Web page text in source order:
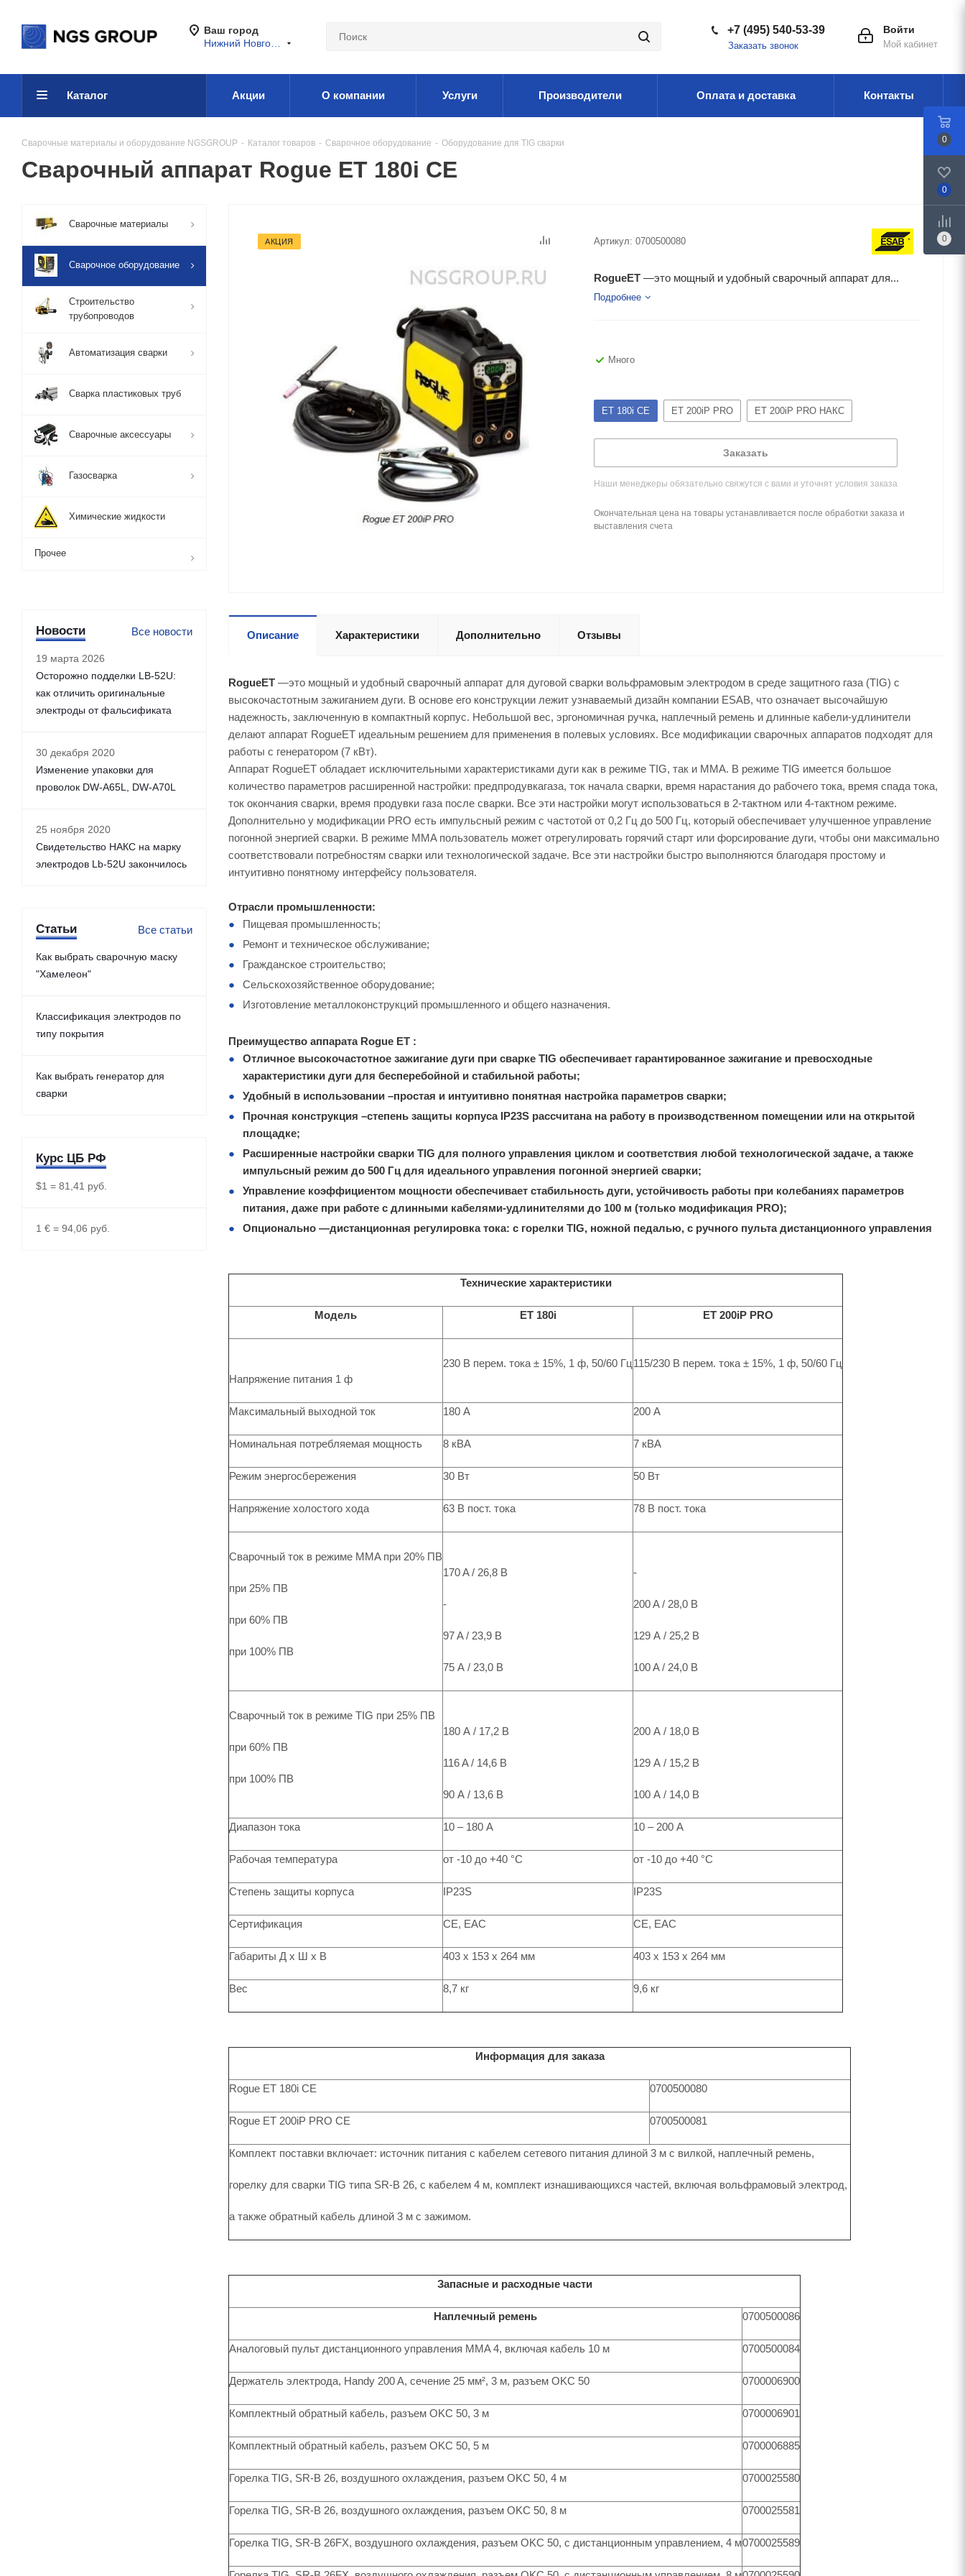
Ваш город
Войти
Мой кабинет
+7 (495) 540-53-39
Заказать звонок
Каталог Акции О компании Услуги Производители Оплата и доставка Контакты
Сварочные материалы и оборудование NGSGROUP - Каталог товаров - Сварочное оборудование - Оборудование для TIG сварки
Сварочный аппарат Rogue ET 180i CE
АКЦИЯ Артикул: 0700500080
RogueET —это мощный и удобный сварочный аппарат для...
Подробнее
Много
ET 180i CE ET 200iP PRO ET 200iP PRO НАКС
Заказать
Наши менеджеры обязательно свяжутся с вами и уточнят условия заказа
Окончательная цена на товары устанавливается после обработки заказа и
выставления счета
Описание Характеристики Дополнительно Отзывы
RogueET —это мощный и удобный сварочный аппарат для дуговой сварки вольфрамовым электродом в среде защитного газа (TIG) с
высокочастотным зажиганием дуги. В основе его конструкции лежит узнаваемый дизайн компании ESAB, что означает высочайшую
надежность, заключенную в компактный корпус. Небольшой вес, эргономичная ручка, наплечный ремень и длинные кабели-удлинители
делают аппарат RogueET идеальным решением для применения в полевых условиях. Все модификации сварочных аппаратов подходят для
работы с генератором (7 кВт).
Аппарат RogueET обладает исключительными характеристиками дуги как в режиме TIG, так и MMA. В режиме TIG имеется большое
количество параметров расширенной настройки: предпродувкагаза, ток начала сварки, время нарастания до рабочего тока, время спада тока,
ток окончания сварки, время продувки газа после сварки. Все эти настройки могут использоваться в 2-тактном или 4-тактном режиме.
Дополнительно у модификации PRO есть импульсный режим с частотой от 0,2 Гц до 500 Гц, который обеспечивает улучшенное управление
погонной энергией сварки. В режиме MMA пользователь может отрегулировать горячий старт или форсирование дуги, чтобы они максимально
соответствовали потребностям сварки или технологической задаче. Все эти настройки быстро выполняются благодаря простому и
интуитивно понятному интерфейсу пользователя.
Отрасли промышленности:
Пищевая промышленность;
Ремонт и техническое обслуживание;
Гражданское строительство;
Сельскохозяйственное оборудование;
Изготовление металлоконструкций промышленного и общего назначения.
Преимущество аппарата Rogue ET :
Отличное высокочастотное зажигание дуги при сварке TIG обеспечивает гарантированное зажигание и превосходные
характеристики дуги для бесперебойной и стабильной работы;
Удобный в использовании –простая и интуитивно понятная настройка параметров сварки;
Прочная конструкция –степень защиты корпуса IP23S рассчитана на работу в производственном помещении или на открытой
площадке;
Расширенные настройки сварки TIG для полного управления циклом и соответствия любой технологической задаче, а также
импульсный режим до 500 Гц для идеального управления погонной энергией сварки;
Управление коэффициентом мощности обеспечивает стабильность дуги, устойчивость работы при колебаниях параметров
питания, даже при работе с длинными кабелями-удлинителями до 100 м (только модификация PRO);
Опционально —дистанционная регулировка тока: с горелки TIG, ножной педалью, с ручного пульта дистанционного управления
Технические характеристики
Модель ET 180i ET 200iP PRO
Напряжение питания 1 ф
230 В перем. тока ± 15%, 1 ф, 50/60 Гц115/230 В перем. тока ± 15%, 1 ф, 50/60 Гц
Максимальный выходной ток 180 А 200 А
Номинальная потребляемая мощность 8 кВА 7 кВА
Режим энергосбережения 30 Вт 50 Вт
Напряжение холостого хода 63 В пост. тока 78 В пост. тока
Сварочный ток в режиме MMA при 20% ПВ
при 25% ПВ
при 60% ПВ
при 100% ПВ
170 A / 26,8 В
-
97 A / 23,9 В
75 А / 23,0 В
-
200 A / 28,0 В
129 А / 25,2 В
100 A / 24,0 В
Сварочный ток в режиме TIG при 25% ПВ
при 60% ПВ
при 100% ПВ
180 А / 17,2 В
116 A / 14,6 В
90 А / 13,6 В
200 А / 18,0 В
129 А / 15,2 В
100 А / 14,0 В
Диапазон тока 10 – 180 А 10 – 200 А
Рабочая температура от -10 до +40 °C от -10 до +40 °C
Степень защиты корпуса IP23S IP23S
Сертификация CE, ЕАС CE, ЕАС
Габариты Д x Ш x В 403 x 153 x 264 мм 403 x 153 x 264 мм
Вес 8,7 кг 9,6 кг
Информация для заказа
Rogue ET 180i CE 0700500080
Rogue ET 200iP PRO CE 0700500081
Комплект поставки включает: источник питания с кабелем сетевого питания длиной 3 м с вилкой, наплечный ремень,
горелку для сварки TIG типа SR-B 26, с кабелем 4 м, комплект изнашивающихся частей, включая вольфрамовый электрод,
а также обратный кабель длиной 3 м с зажимом.
Запасные и расходные части
Наплечный ремень 0700500086
Аналоговый пульт дистанционного управления MMA 4, включая кабель 10 м 0700500084
Держатель электрода, Handy 200 A, сечение 25 мм², 3 м, разъем OKC 50 0700006900
Комплектный обратный кабель, разъем OKC 50, 3 м 0700006901
Комплектный обратный кабель, разъем OKC 50, 5 м 0700006885
Горелка TIG, SR-B 26, воздушного охлаждения, разъем OKC 50, 4 м 0700025580
Горелка TIG, SR-B 26, воздушного охлаждения, разъем OKC 50, 8 м 0700025581
Горелка TIG, SR-B 26FX, воздушного охлаждения, разъем OKC 50, с дистанционным управлением, 4 м0700025589
Сварочные материалы
Сварочное оборудование
Строительство
трубопроводов
Автоматизация сварки
Сварка пластиковых труб
Сварочные аксессуары
Газосварка
Химические жидкости
Прочее
Новости Все новости
19 марта 2026
Осторожно подделки LB-52U:
как отличить оригинальные
электроды от фальсификата
30 декабря 2020
Изменение упаковки для
проволок DW-A65L, DW-A70L
25 ноября 2020
Свидетельство НАКС на марку
электродов Lb-52U закончилось
Статьи Все статьи
Как выбрать сварочную маску
"Хамелеон"
Классификация электродов по
типу покрытия
Как выбрать генератор для
сварки
Курс ЦБ РФ
$1 = 81,41 руб.
1 € = 94,06 руб.
0
0
0